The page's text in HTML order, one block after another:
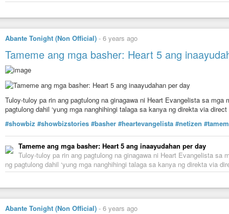
Abante Tonight (Non Official) - 6 years ago
Tameme ang mga basher: Heart 5 ang
Tuloy-tuloy pa rin ang pagtulong na ginagawa ni Heart Evangelista sa
pagtulong dahil ‘yung mga nanghihingi talaga sa kanya ng direkta via
#showbiz #showbizstories #basher #heartevangelista #netizen
Tameme ang mga basher: Heart 5 ang inaayudahan per day
Tuloy-tuloy pa rin ang pagtulong na ginagawa ni Heart Evangelista sa
ng pagtulong dahil ‘yung mga nanghihingi talaga sa kanya ng direkta via
Abante Tonight (Non Official) - 6 years ago